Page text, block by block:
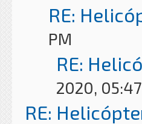
RE:
PM
RE:
2020,
RE: